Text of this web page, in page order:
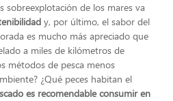
sobreexplotación de los mares va
y, por último, el sabor del
es mucho más apreciado que
a miles de kilómetros de
métodos de pesca menos
¿Qué peces habitan el
es recomendable consumir en